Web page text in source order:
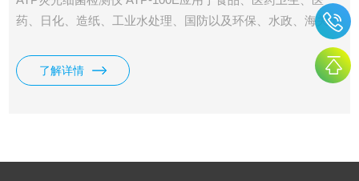
药、日化、造纸、工业水处理、国防以及环保、水政、海关出
了解详情